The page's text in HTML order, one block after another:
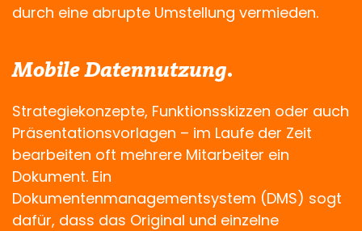
durch eine abrupte Umstellung vermieden.
Mobile Datennutzung.
Strategiekonzepte, Funktionsskizzen oder auch
Präsentationsvorlagen – im Laufe der Zeit
bearbeiten oft mehrere Mitarbeiter ein
Dokument. Ein
Dokumentenmanagementsystem (DMS) sogt
dafür, dass das Original und einzelne